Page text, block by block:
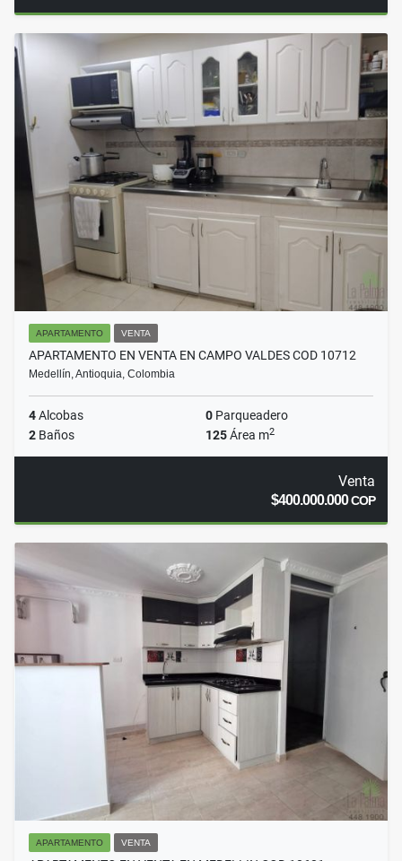
APARTAMENTO VENTA
APARTAMENTO EN VENTA EN CAMPO VALDES COD 10712
Medellín, Antioquia, Colombia
4Alcobas 0 Parqueadero
2 Baños 125Área m2
Venta
$400.000.000COP
APARTAMENTO VENTA